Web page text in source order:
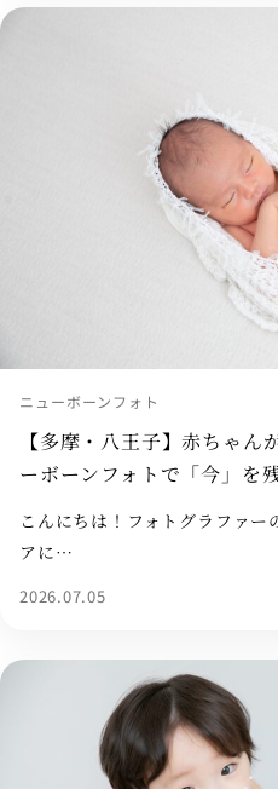
ニューボーンフォト
【多摩・八王子】赤ちゃん
ーボーンフォトで「今」を
こんにちは！フォトグラファ
アに…
2026.07.05